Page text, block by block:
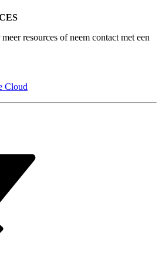
Alles wissen Gereed
resultaten
uw trefwoorden.
resources of neem contact met een
Cloud